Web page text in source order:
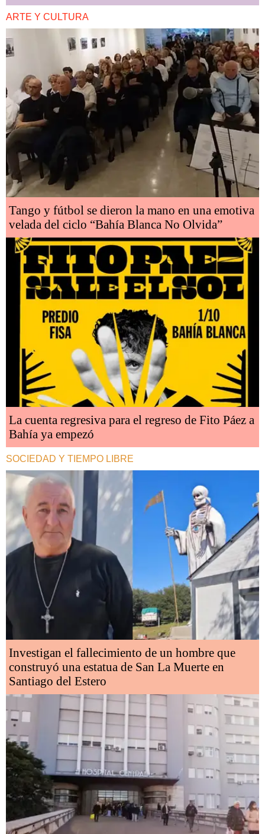
ARTE Y CULTURA
Tango y fútbol se dieron la mano en una emotiva
velada del ciclo “Bahía Blanca No Olvida”
La cuenta regresiva para el regreso de Fito Páez a
Bahía ya empezó
SOCIEDAD Y TIEMPO LIBRE
Investigan el fallecimiento de un hombre que
construyó una estatua de San La Muerte en
Santiago del Estero